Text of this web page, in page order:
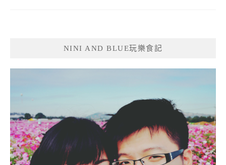
NINI AND BLUE玩樂食記